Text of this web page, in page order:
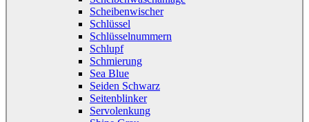
Scheibenwischer
Schlüssel
Schlüsselnummern
Schlupf
Schmierung
Sea Blue
Seiden Schwarz
Seitenblinker
Servolenkung